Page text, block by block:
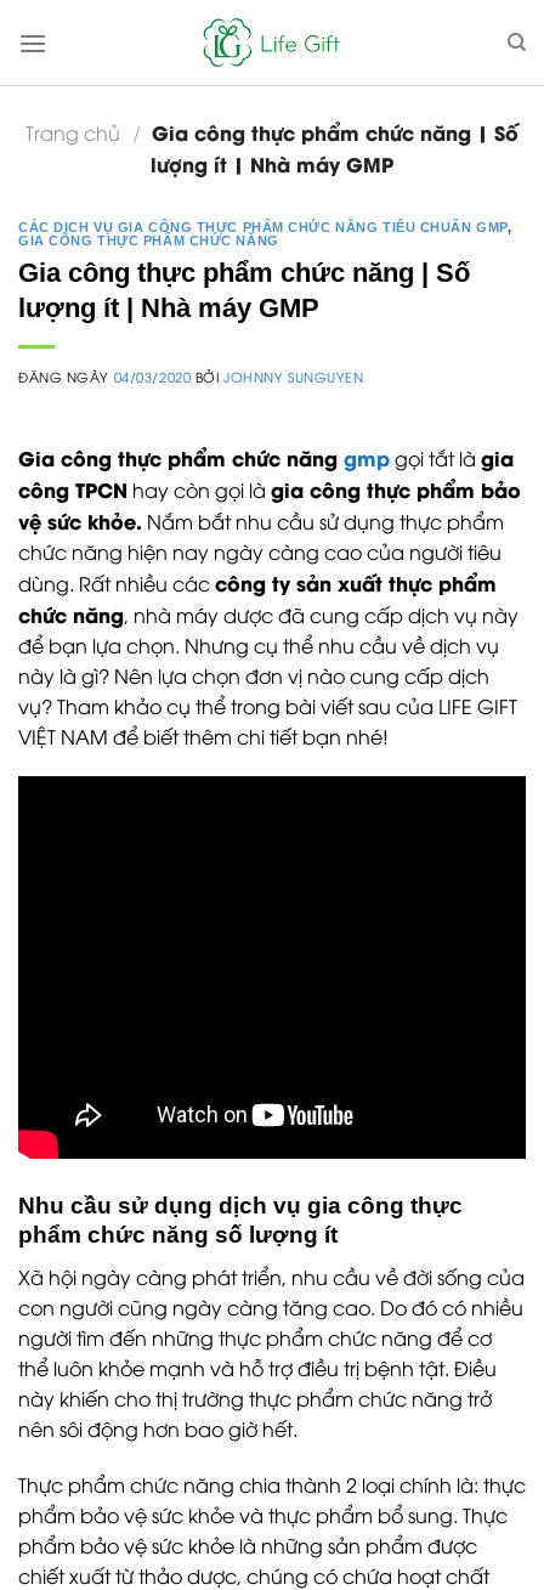
Trang chủ / Gia công thực phẩm chức năng | Số
lượng ít | Nhà máy GMP
CÁC DỊCH VỤ GIA CÔNG THỰC PHẨM CHỨC NĂNG TIÊU CHUẨN GMP,
GIA CÔNG THỰC PHẨM CHỨC NĂNG
Gia công thực phẩm chức năng | Số
lượng ít | Nhà máy GMP
ĐĂNG NGÀY 04/03/2020 BỞI JOHNNY SUNGUYEN
Gia công thực phẩm chức năng gmpgọi tắt là gia
công TPCN hay còn gọi là gia công thực phẩm bảo
vệ sức khỏe. Nắm bắt nhu cầu sử dụng thực phẩm
chức năng hiện nay ngày càng cao của người tiêu
dùng. Rất nhiều cáccông ty sản xuất thực phẩm
chức năng, nhà máy dược đã cung cấp dịch vụ này
để bạn lựa chọn. Nhưng cụ thể nhu cầu về dịch vụ
này là gì? Nên lựa chọn đơn vị nào cung cấp dịch
vụ? Tham khảo cụ thể trong bài viết sau của LIFE GIFT
VIỆT NAM để biết thêm chi tiết bạn nhé!
Nhu cầu sử dụng dịch vụ gia công thực
phẩm chức năng số lượng ít
Xã hội ngày càng phát triển, nhu cầu về đời sống của
con người cũng ngày càng tăng cao. Do đó có nhiều
người tìm đến những thực phẩm chức năng để cơ
thể luôn khỏe mạnh và hỗ trợ điều trị bệnh tật. Điều
này khiến cho thị trường thực phẩm chức năng trở
nên sôi động hơn bao giờ hết.
Thực phẩm chức năng chia thành 2 loại chính là: thực
phẩm bảo vệ sức khỏe và thực phẩm bổ sung. Thực
phẩm bảo vệ sức khỏe là những sản phẩm được
chiết xuất từ thảo dược, chúng có chứa hoạt chất